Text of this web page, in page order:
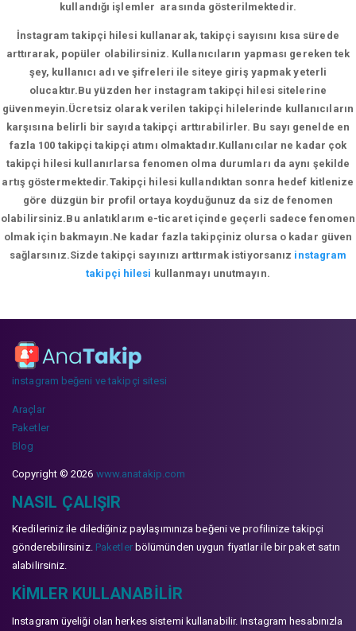
kullandığı işlemler arasında gösterilmektedir.
İnstagram takipçi hilesi kullanarak, takipçi sayısını kısa sürede
arttırarak, popüler olabilirsiniz. Kullanıcıların yapması gereken tek
şey, kullanıcı adı ve şifreleri ile siteye giriş yapmak yeterli
olucaktır.Bu yüzden her instagram takipçi hilesi sitelerine
güvenmeyin.Ücretsiz olarak verilen takipçi hilelerinde kullanıcıların
karşısına belirli bir sayıda takipçi arttırabilirler. Bu sayı genelde en
fazla 100 takipçi takipçi atımı olmaktadır.Kullanıcılar ne kadar çok
takipçi hilesi kullanırlarsa fenomen olma durumları da aynı şekilde
artış göstermektedir.Takipçi hilesi kullandıktan sonra hedef kitlenize
göre düzgün bir profil ortaya koyduğunuz da siz de fenomen
olabilirsiniz.Bu anlatıklarım e-ticaret içinde geçerli sadece fenomen
olmak için bakmayın.Ne kadar fazla takipçiniz olursa o kadar güven
sağlarsınız.Sizde takipçi sayınızı arttırmak istiyorsanız instagram
takipçi hilesi kullanmayı unutmayın.
instagram beğeni ve takipçi sitesi
Araçlar
Paketler
Blog
Copyright © 2026 www.anatakip.com
NASIL ÇALIŞIR
Kredileriniz ile dilediğiniz paylaşımınıza beğeni ve profilinize takipçi
gönderebilirsiniz. Paketlerbölümünden uygun fiyatlar ile bir paket satın
alabilirsiniz.
KIMLER KULLANABILIR
Instagram üyeliği olan herkes sistemi kullanabilir. Instagram hesabınızla